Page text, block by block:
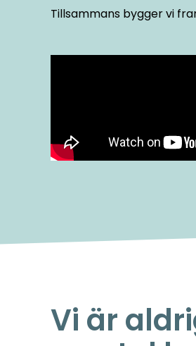
Tillsammans bygger vi
Vi är